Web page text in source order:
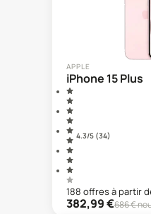
APPLE
iPhone 15 Plus
4.3/5 (34)
188 offresà partir
382,99€686€